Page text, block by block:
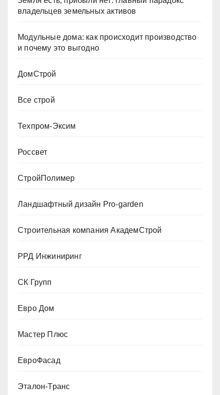
владельцев земельных активов
Модульные дома: как происходит производство
и почему это выгодно
ДомСтрой
Все строй
Техпром-Эксим
Россвет
СтройПолимер
Ландшафтный дизайн Pro-garden
Строительная компания АкадемСтрой
РРД Инжиниринг
СК Групп
Евро Дом
Мастер Плюс
ЕвроФасад
Эталон-Транс